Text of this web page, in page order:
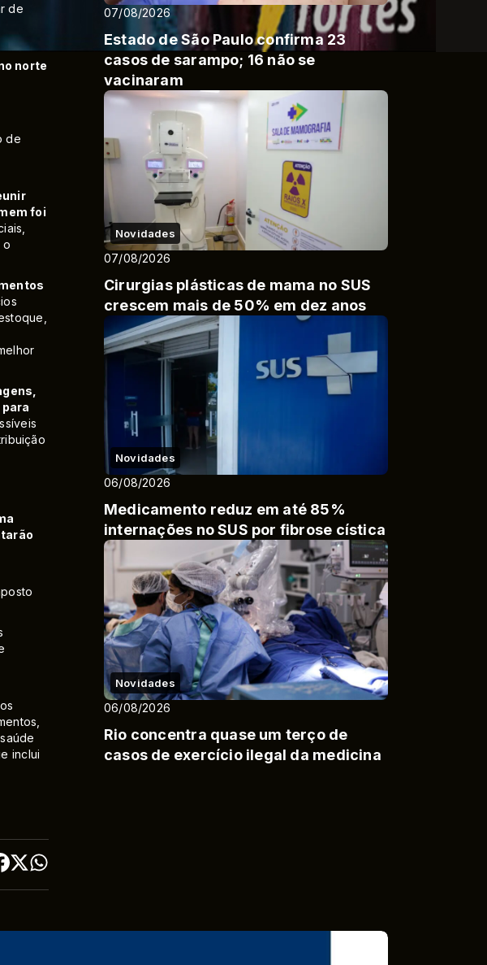
de
norte
de
foi
o
inclui
07/08/2026
Estado de São Paulo confirma 23
casos de sarampo; 16 não se
vacinaram
Novidades
07/08/2026
Cirurgias plásticas de mama no SUS
crescem mais de 50% em dez anos
Novidades
06/08/2026
Medicamento reduz em até 85%
internações no SUS por fibrose cística
Novidades
06/08/2026
Rio concentra quase um terço de
casos de exercício ilegal da medicina